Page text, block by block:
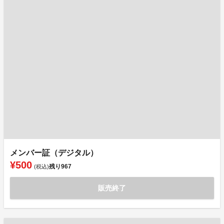
メンバー証（デジタル）
¥500 (税込)残り967
販売終了